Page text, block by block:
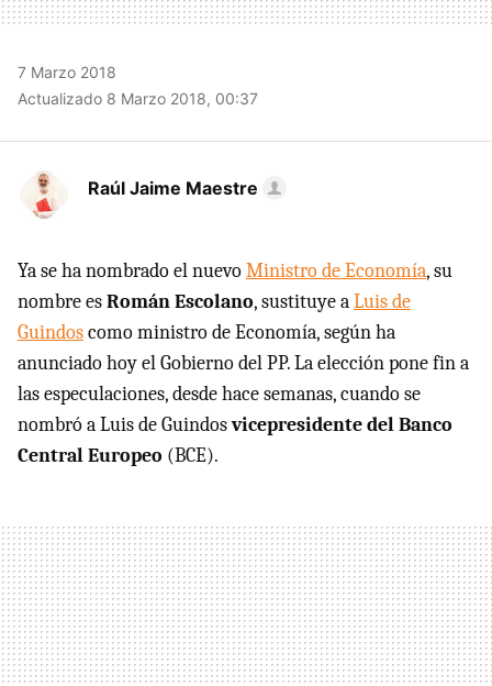
7 Marzo 2018
Actualizado 8 Marzo 2018, 00:37
Raúl Jaime Maestre
Ya se ha nombrado el nuevoMinistro de Economía, su
nombre esRomán Escolano, sustituye aLuis de
Guindoscomo ministro de Economía, según ha
anunciado hoy el Gobierno del PP. La elección pone fin a
las especulaciones, desde hace semanas, cuando se
nombró a Luis de Guindosvicepresidente del Banco
Central Europeo (BCE).